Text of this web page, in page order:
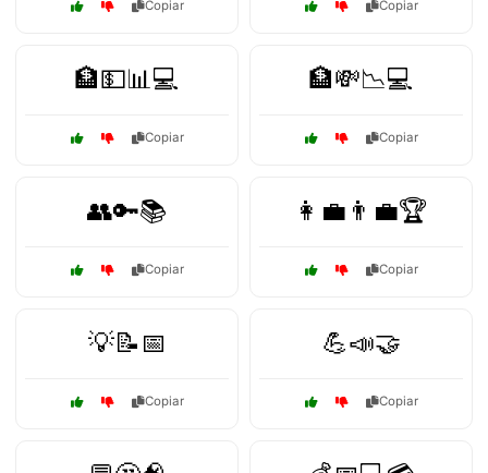
Copiar Copiar
🏦💵📊💻
Copiar
🏦💸📉💻
Copiar
👥🔑📚
Copiar
👩‍💼👨‍💼🏆
Copiar
💡📝📅
Copiar
💪📣🤝
Copiar